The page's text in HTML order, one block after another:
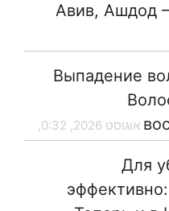
Авив, Ашдод
Выпадение
Для